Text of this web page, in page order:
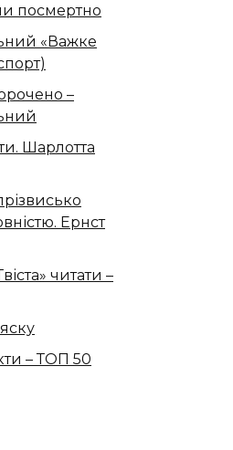
посмертно
«Важке
–
Шарлотта
Ернст
читати –
– ТОП 50